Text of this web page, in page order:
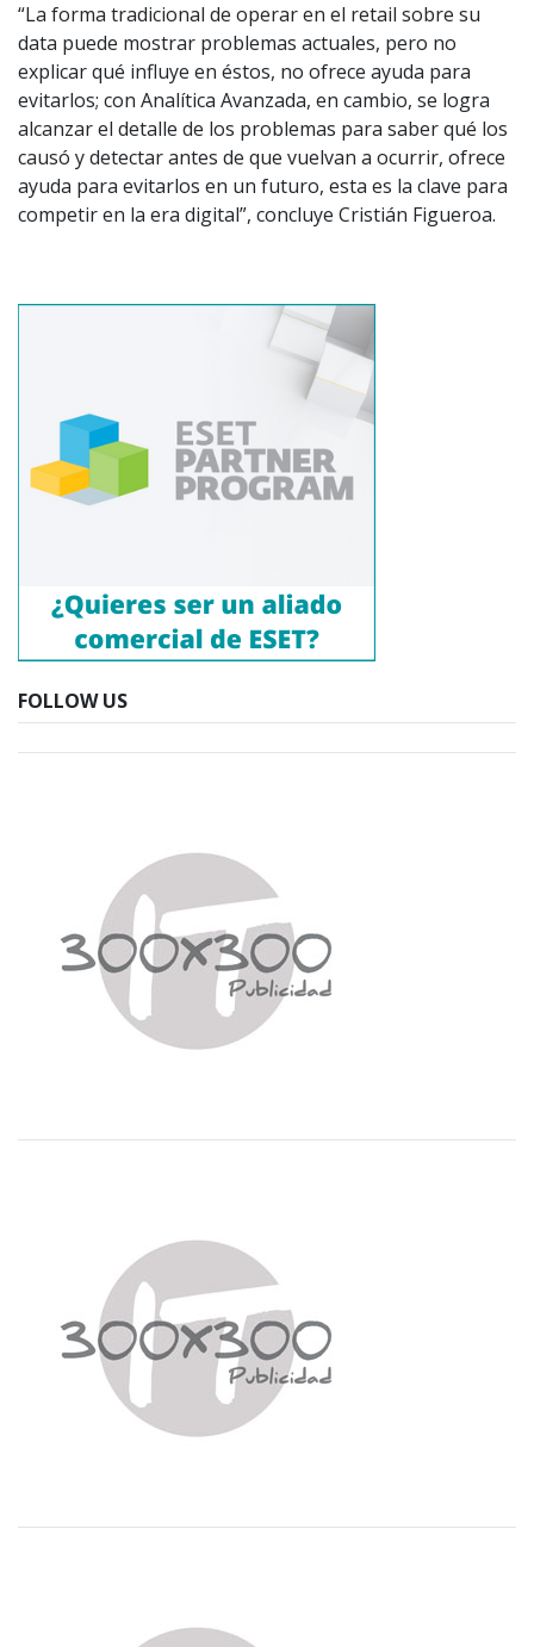
“La forma tradicional de operar en el retail sobre su
data puede mostrar problemas actuales, pero no
explicar qué influye en éstos, no ofrece ayuda para
evitarlos; con Analítica Avanzada, en cambio, se logra
alcanzar el detalle de los problemas para saber qué los
causó y detectar antes de que vuelvan a ocurrir, ofrece
ayuda para evitarlos en un futuro, esta es la clave para
competir en la era digital”, concluye Cristián Figueroa.
FOLLOW US